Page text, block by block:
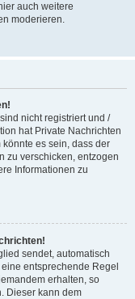
auch weitere
moderieren.
nicht registriert und /
hat Private Nachrichten
es sein, dass der
zu verschicken, entzogen
Informationen zu
sendet, automatisch
entsprechende Regel
erhalten, so
Dieser kann dem